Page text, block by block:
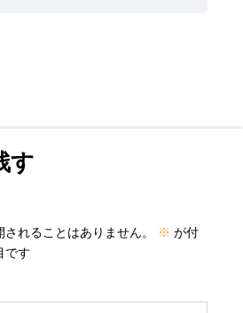
す
れることはありません。 ※ が付
です